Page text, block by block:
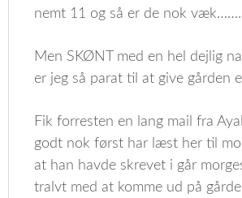
nemt 11 og så er de nok
Men SKØNT med en hel dejlig
er jeg så parat til at give gården
Fik forresten en lang mail fra
godt nok først har læst her til
at han havde skrevet i går
tralvt med at komme ud på